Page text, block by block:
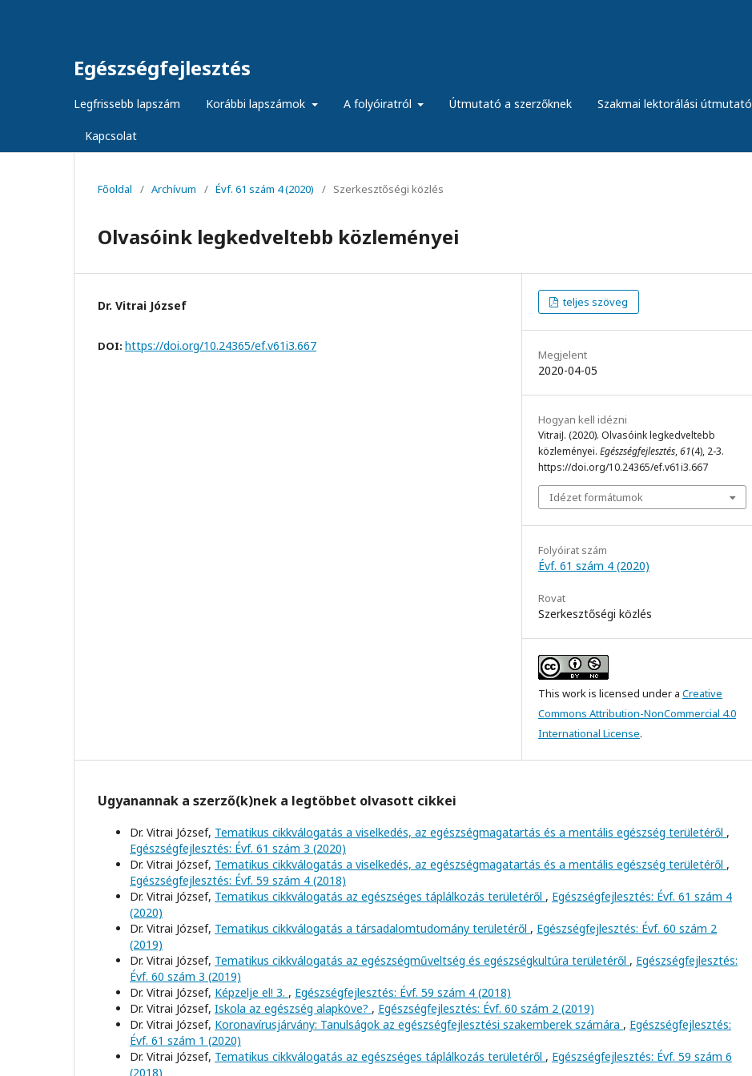
Egészségfejlesztés
Legfrissebb lapszám Korábbi lapszámok A folyóiratról Útmutató a szerzőknek Szakmai lektorálási útmutató
Kapcsolat
Főoldal / Archívum / Évf. 61 szám 4 (2020) / Szerkesztőségi közlés
Olvasóink legkedveltebb közleményei
Dr. Vitrai József
DOI: https://doi.org/10.24365/ef.v61i3.667
teljes szöveg
Megjelent
2020-04-05
Hogyan kell idézni
VitraiJ. (2020). Olvasóink legkedveltebb
közleményei. Egészségfejlesztés,61(4), 2-3.
https://doi.org/10.24365/ef.v61i3.667
Idézet formátumok
Folyóirat szám
Évf. 61 szám 4 (2020)
Rovat
Szerkesztőségi közlés
This work is licensed under a Creative
Commons Attribution-NonCommercial 4.0
International License.
Ugyanannak a szerző(k)nek a legtöbbet olvasott cikkei
Dr. Vitrai József, Tematikus cikkválogatás a viselkedés, az egészségmagatartás és a mentális egészség területéről ,
Egészségfejlesztés: Évf. 61 szám 3 (2020)
Dr. Vitrai József, Tematikus cikkválogatás a viselkedés, az egészségmagatartás és a mentális egészség területéről ,
Egészségfejlesztés: Évf. 59 szám 4 (2018)
Dr. Vitrai József, Tematikus cikkválogatás az egészséges táplálkozás területéről , Egészségfejlesztés: Évf. 61 szám 4
(2020)
Dr. Vitrai József, Tematikus cikkválogatás a társadalomtudomány területéről , Egészségfejlesztés: Évf. 60 szám 2
(2019)
Dr. Vitrai József, Tematikus cikkválogatás az egészségműveltség és egészségkultúra területéről , Egészségfejlesztés:
Évf. 60 szám 3 (2019)
Dr. Vitrai József, Képzelje el! 3. , Egészségfejlesztés: Évf. 59 szám 4 (2018)
Dr. Vitrai József, Iskola az egészség alapköve? , Egészségfejlesztés: Évf. 60 szám 2 (2019)
Dr. Vitrai József, Koronavírusjárvány: Tanulságok az egészségfejlesztési szakemberek számára , Egészségfejlesztés:
Évf. 61 szám 1 (2020)
Dr. Vitrai József, Tematikus cikkválogatás az egészséges táplálkozás területéről , Egészségfejlesztés: Évf. 59 szám 6
(2018)